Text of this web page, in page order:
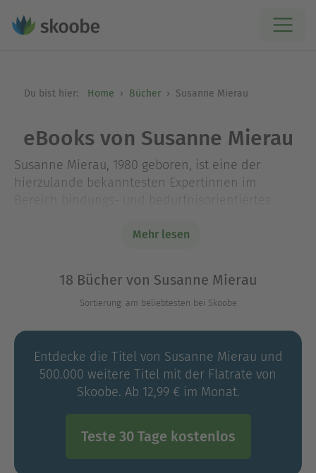
Du bist hier: Home Bücher Susanne Mierau
eBooks von Susanne Mierau
Susanne Mierau, 1980 geboren, ist eine der
hierzulande bekanntesten Expertinnen im
zunächst an der Freien Universität Berlin in
eigene Praxis für Familienbegleitung eröffnet hat.
Ihr Blog »Geborgen Wachsen« ist – wie die
dazugehörigen Social-Media-Kanäle und das
für Familien zu allen Fragen rund um den
Familienalltag. Susanne Mierau leitet
(Online-)Workshops, hält Vorträge für Eltern und
Fachpersonen und hat bereits diverse
Mutter von drei Kindern.
Mehr lesen
18 Bücher von Susanne Mierau
Sortierung: am beliebtesten bei Skoobe
Entdecke die Titel von Susanne Mierau und
500.000 weitere Titel mit der Flatrate von
Skoobe. Ab 12,99 € im Monat.
Teste 30 Tage kostenlos